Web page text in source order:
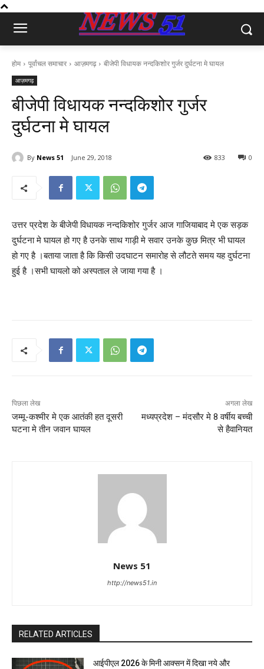
होम पूर्वांचल समाचार आज़मगढ़ बीजेपी विधायक नन्दकिशोर गुर्जर दुर्घटना मे घायल
आज़मगढ़
बीजेपी विधायक नन्दकिशोर गुर्जर
दुर्घटना मे घायल
By News 51 June 29, 2018 0
833
उत्तर प्रदेश के बीजेपी विधायक नन्दकिशोर गुर्जर आज गाजियाबाद मे एक सड़क
दुर्घटना मे घायल हो गए है उनके साथ गाड़ी मे सवार उनके कुछ मित्र भी घायल
हो गए है ।बताया जाता है कि किसी उदघाटन समारोह से लौटते समय यह दुर्घटना
हुई है ।सभी घायलो को अस्पताल ले जाया गया है ।
पिछला लेख
जम्मू-कश्मीर मे एक आतंकी हत दूसरी
घटना मे तीन जवान घायल
अगला लेख
मध्यप्रदेश – मंदसौर मे 8 वर्षीय बच्ची
से हैवानियत
News 51
http://news51.in
RELATED ARTICLES
आईपीएल 2026 के मिनी आक्सन में दिखा नये और